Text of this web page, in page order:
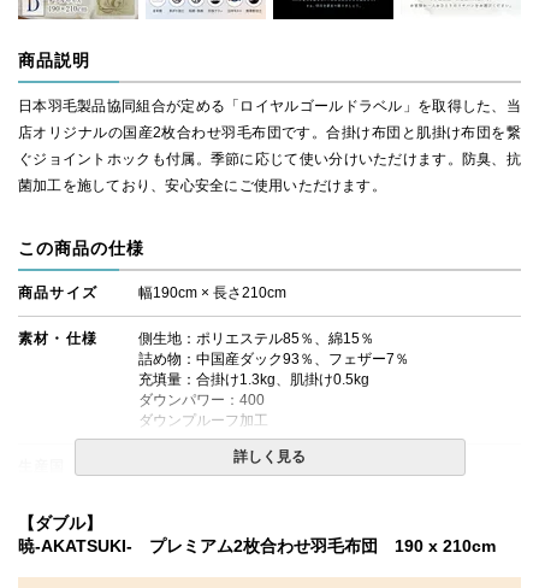
商品説明
日本羽毛製品協同組合が定める「ロイヤルゴールドラベル」を取得した、当
店オリジナルの国産2枚合わせ羽毛布団です。合掛け布団と肌掛け布団を繋
ぐジョイントホックも付属。季節に応じて使い分けいただけます。防臭、抗
菌加工を施しており、安心安全にご使用いただけます。
この商品の仕様
商品サイズ 幅190cm × 長さ210cm
素材・仕様
側生地：ポリエステル85％、綿15％
詰め物：中国産ダック93％、フェザー7％
充填量：合掛け1.3kg、肌掛け0.5kg
ダウンパワー：400
ダウンプルーフ加工
送料
備考
・配送日指定OK！
※北海道・沖縄・離島等一部地域へのお届けは別途送料が
詳しく見る
【ダブル】
暁-AKATSUKI- プレミアム2枚合わせ羽毛布団 190 x 210cm